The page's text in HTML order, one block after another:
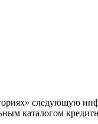
следующую
каталогом